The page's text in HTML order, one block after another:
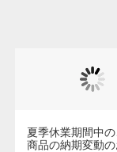
夏季休業期間中
商品の納期変動の